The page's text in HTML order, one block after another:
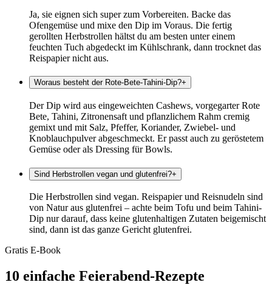
Ja, sie eignen sich super zum Vorbereiten. Backe das
Ofengemüse und mixe den Dip im Voraus. Die fertig
gerollten Herbstrollen hältst du am besten unter einem
feuchten Tuch abgedeckt im Kühlschrank, dann trocknet das
Reispapier nicht aus.
Woraus besteht der Rote-Bete-Tahini-Dip?+
Der Dip wird aus eingeweichten Cashews, vorgegarter Rote
Bete, Tahini, Zitronensaft und pflanzlichem Rahm cremig
gemixt und mit Salz, Pfeffer, Koriander, Zwiebel- und
Knoblauchpulver abgeschmeckt. Er passt auch zu geröstetem
Gemüse oder als Dressing für Bowls.
Sind Herbstrollen vegan und glutenfrei?+
Die Herbstrollen sind vegan. Reispapier und Reisnudeln sind
von Natur aus glutenfrei – achte beim Tofu und beim Tahini-
Dip nur darauf, dass keine glutenhaltigen Zutaten beigemischt
sind, dann ist das ganze Gericht glutenfrei.
Gratis E-Book
10 einfache Feierabend-Rezepte